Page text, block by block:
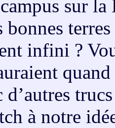
sur
bonnes
infini ?
d’autres
à notre